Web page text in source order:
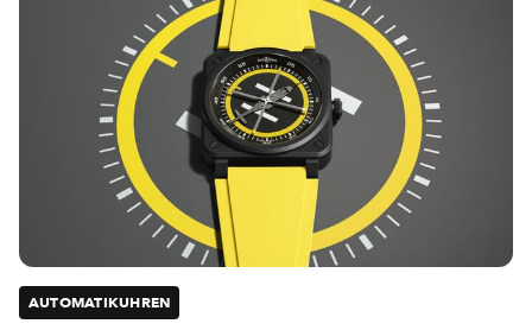
AUTOMATIKUHREN